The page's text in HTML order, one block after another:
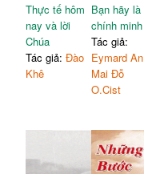
Thực tế hôm
nay và lời
Chúa
Tác giả:Đào
Khê
Bạn hãy là
chính minh
Tác giả:
Eymard An
Mai Đỗ
O.Cist